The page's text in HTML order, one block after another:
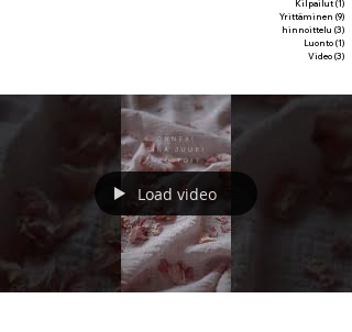
Kilpailut (1)
Yrittäminen (9)
hinnoittelu (3)
Luonto (1)
Video (3)
Load video